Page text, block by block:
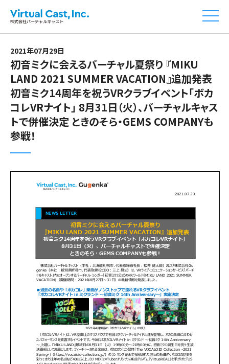
2021年07月29日
初音ミクに会えるバーチャル夏祭り 『MIKU
LAND 2021 SUMMER VACATION』追加発表
初音ミク14周年を祝うVRクラブイベント「ボカ
コレVRナイト」 8月31日（火）、バーチャルキャス
トで併催決定 ときのそら・GEMS COMPANYも
参戦！